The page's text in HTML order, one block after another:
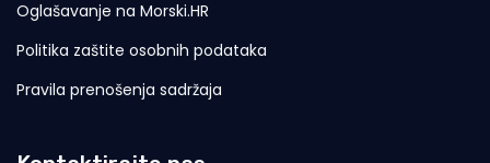
Oglašavanje na Morski.HR
Politika zaštite osobnih podataka
Pravila prenošenja sadržaja